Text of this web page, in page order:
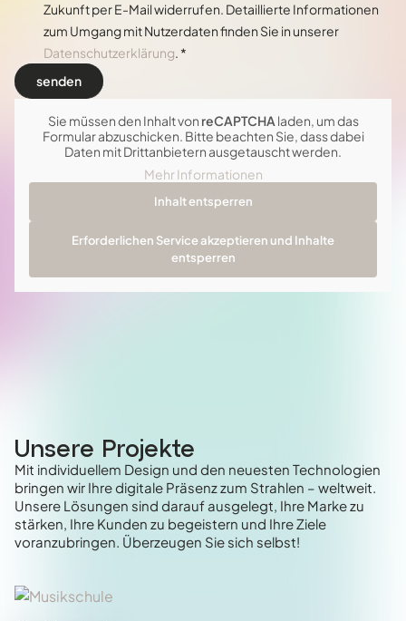
Zukunft per E-Mail widerrufen. Detaillierte Informationen
zum Umgang mit Nutzerdaten finden Sie in unserer
Datenschutzerklärung. *
Sie müssen den Inhalt von reCAPTCHA laden, um das
Formular abzuschicken. Bitte beachten Sie, dass dabei
Daten mit Drittanbietern ausgetauscht werden.
Mehr Informationen
Inhalt entsperren
Erforderlichen Service akzeptieren und Inhalte
entsperren
Unsere Projekte
Mit individuellem Design und den neuesten Technologien
bringen wir Ihre digitale Präsenz zum Strahlen – weltweit.
Unsere Lösungen sind darauf ausgelegt, Ihre Marke zu
stärken, Ihre Kunden zu begeistern und Ihre Ziele
voranzubringen. Überzeugen Sie sich selbst!